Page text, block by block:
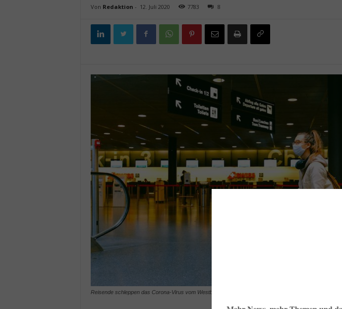
Von Redaktion - 12. Juli 2020 7783 8
Reisende schleppen das Corona-Virus vom Westbalkan nach Mitteleuropa ein (Foto: Anna Shvets,